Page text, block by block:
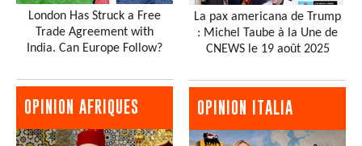
London Has Struck a Free
Trade Agreement with
India. Can Europe Follow?
OPINION AFRIQUES
La pax americana de Trump
: Michel Taube à la Une de
CNEWS le 19 août 2025
OPINION ITALIA